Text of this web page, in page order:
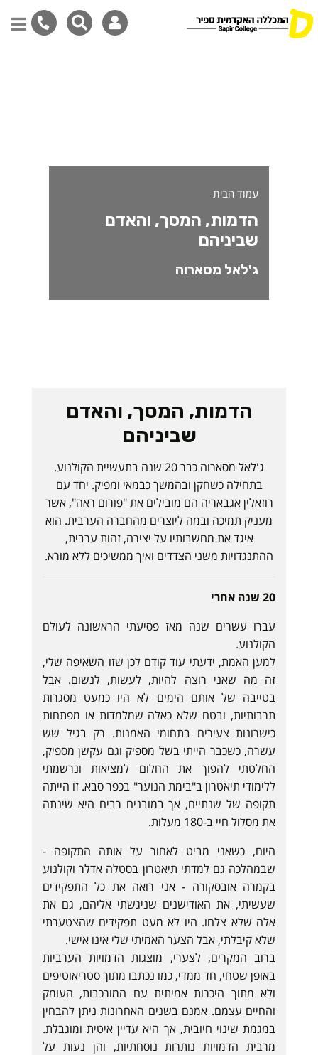
עמוד הבית
הדמות, המסך, והאדם
שביניהם
ג'לאל מסארוה
הדמות, המסך, והאדם
שביניהם
ג'לאל מסארוה כבר 20 שנה בתעשיית הקולנוע.
בתחילה כשחקן ובהמשך כבמאי ומפיק. יחד עם
רוזאלין אגבאריה הם מובילים את "פורום ראה", אשר
מעניק תמיכה ובמה ליוצרים מהחברה הערבית. הוא
איגד את מחשבותיו על יצירה, זהות ערבית,
ההתנגדויות משני הצדדים ואיך ממשיכים ללא מורא.
20 שנה אחרי
עברו עשרים שנה מאז פסיעתי הראשונה לעולם
הקולנוע.
למען האמת, ידעתי עוד קודם לכן שזו השאיפה שלי,
זה מה שאני רוצה להיות, לעשות, לנשום. אבל
בטייבה של אותם הימים לא היו כמעט מסגרות
תרבותיות, ובטח שלא כאלה שמלמדות או מפתחות
כישרונות צעירים בתחומי האמנות. רק בגיל שש
עשרה, כשכבר הייתי בשל מספיק וגם עקשן מספיק,
החלטתי להפוך את החלום למציאות ונרשמתי
ללימודי תיאטרון ב"בימת הנוער" בכפר סבא. זו הייתה
תקופה של שנתיים, אך במובנים רבים היא שינתה
את מסלול חיי ב-180 מעלות.
היום, כשאני מביט לאחור על אותה התקופה -
שבמהלכה גם למדתי תיאטרון בסטלה אדלר וקולנוע
בקמרה אובסקורה - אני רואה את כל התפקידים
שעשיתי, את האודישנים שניגשתי אליהם, גם את
אלה שלא צלחו. היו לא מעט תפקידים שהצטערתי
שלא קיבלתי, אבל הצער האמיתי שלי אינו אישי.
ברוב המקרים, לצערי, מוצגות הדמויות הערביות
באופן שטחי, חד ממדי, כמו נכתבו מתוך סטריאוטיפים
ולא מתוך היכרות אמיתית עם המורכבות, העומק
והחיים עצמם. אמנם בשנים האחרונות ניתן להבחין
במגמת שינוי חיובית, אך היא עדיין איטית ומוגבלת.
מרבית הדמויות נותרות נוסחתיות, והן נעות על